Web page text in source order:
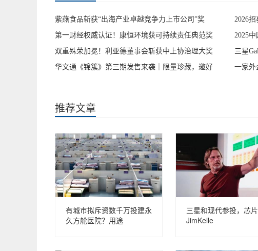
紫燕食品斩获“出海产业卓越竞争力上市公司”奖 2026
第一财经权威认证！康恒环境获可持续责任典范奖 2025
双重殊荣加冕！利亚德董事会斩获中上协治理大奖 三星
华文通《锦簇》第三期发售来袭｜限量珍藏，邀好 一家外
推荐文章
有城市拟斥资数千万投建永
久方舱医院？用途
三星和现代参投，芯
JimKelle